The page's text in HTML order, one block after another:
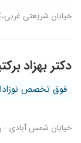
خیابان شریعتی
دکتر بهزاد
فوق تخصص
خیابان شمس آبادی -